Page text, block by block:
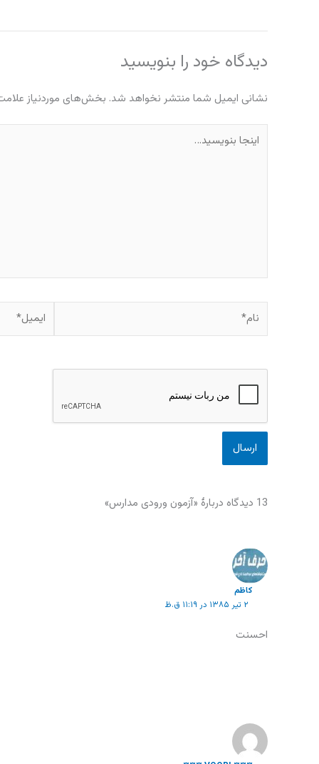
دیدگاه‌ خود را بنویسید
نشانی ایمیل شما منتشر نخواهد شد. بخش‌های موردنیاز
بنویسید…
13 دیدگاه دربارهٔ «آزمون ورودی مدارس»
كاظم
۲ تیر ۱۳۸۵ در ۱۱:۱۹ ق.ظ
احسنت